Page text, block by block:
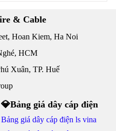
& Cable
Hoan Kiem, Ha Noi
HCM
Xuân, TP. Huế
💎Bảng giá dây cáp điện
Bảng giá dây cáp điện ls vina